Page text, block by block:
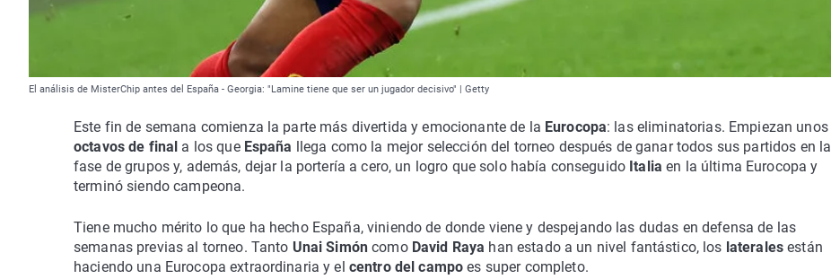
El análisis de MisterChip antes del España - Georgia: "Lamine tiene que ser un jugador decisivo" | Getty
Este fin de semana comienza la parte más divertida y emocionante de la Eurocopa: las eliminatorias. Empiezan unos
octavos de final a los que España
llega como la mejor selección del torneo después de ganar todos sus partidos en la
fase de grupos y, además, dejar la portería a cero, un logro que solo había conseguido Italiaen la última Eurocopa y
terminó siendo campeona.
Tiene mucho mérito lo que ha hecho España, viniendo de donde viene y despejando las dudas en defensa de las
semanas previas al torneo. Tanto Unai Simón como David Raya han estado a un nivel fantástico, los lateralesestán
haciendo una Eurocopa extraordinaria y el centro del campo es super completo.